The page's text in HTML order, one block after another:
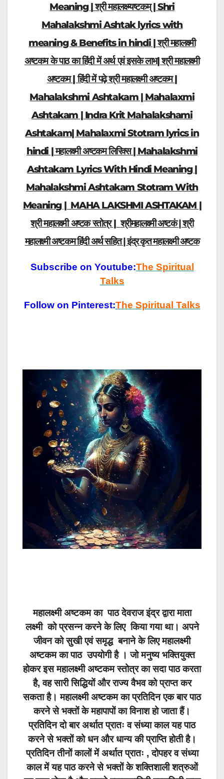
Meaning |श्री महालक्ष्म्यष्टकम् | Shri
Mahalakshmi Ashtak lyrics with
meaning & Benefits in hindi | श्री महालक्ष्मी
अष्टकम के पाठ का हिंदी में अर्थ एवं इसके लाभ| श्री महालक्ष्मी
अष्टकम | हिंदी में पढ़े श्री महालक्ष्मी अष्टकम |
Mahalakshmi Ashtakam | Mahalaxmi
Ashtakam | Indra Krit Mahalakshami
Ashtakam| Mahalaxmi Stotram lyrics in
hindi | महालक्ष्मी अष्टकम लिरिक्स | Mahalakshmi
Ashtakam Lyrics With Hindi Meaning |
Mahalakshmi Ashtakam Stotram With
Meaning | MAHA LAKSHMI ASHTAKAM |
श्री महालक्ष्मी अष्टक स्तोत्र |श्रीमहालक्ष्मी अष्टकं | श्री
महालक्ष्मी अष्टकम हिंदी अर्थ सहित | इंद्र कृत महालक्ष्मी अष्टक
Subscribe on Youtube:The Spiritual
Talks
Follow on Pinterest:The Spiritual Talks
महालक्ष्मी अष्टकम का पाठ देवराज इंद्र द्वारा माता
लक्ष्मी को प्रसन्न करने के लिए किया गया था। अपने
जीवन को सुखी एवं समृद्ध बनाने के लिए महालक्ष्मी
अष्टकम का पाठ उपयोगी है । जो मनुष्य भक्तियुक्त
होकर इस महालक्ष्मी अष्टकम स्तोत्र का सदा पाठ करता
है, वह सारी सिद्धियों और राज्य वैभव को प्राप्त कर
सकता है। महालक्ष्मी अष्टकम का प्रतिदिन एक बार पाठ
करने से भक्तों के महापापों का विनाश हो जाता हैं।
प्रतिदिन दो बार अर्थात प्रातः व संध्या काल यह पाठ
करने से भक्तों को धन और धान्य की प्राप्ति होती है।
प्रतिदिन तीनों कालों में अर्थात प्रातः , दोपहर व संध्या
काल में यह पाठ करने से भक्तों के शक्तिशाली शत्रुओं